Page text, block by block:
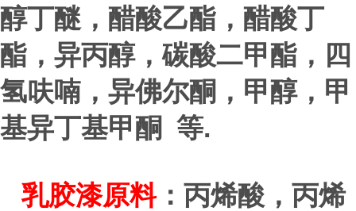
醇丁醚，醋酸乙酯，醋酸丁
酯，异丙醇，碳酸二甲酯，四
氢呋喃，异佛尔酮，甲醇，甲
基异丁基甲酮 等.
乳胶漆原料 ：丙烯酸，丙烯